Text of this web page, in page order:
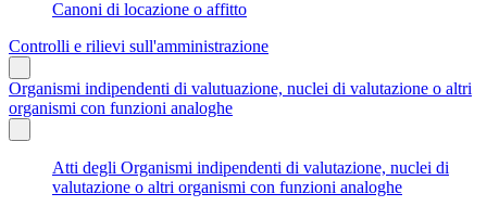
Canoni di locazione o affitto
Controlli e rilievi sull'amministrazione
Organismi indipendenti di valutuazione, nuclei di valutazione o altri
organismi con funzioni analoghe
Atti degli Organismi indipendenti di valutazione, nuclei di
valutazione o altri organismi con funzioni analoghe